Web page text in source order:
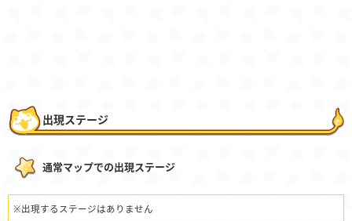
出現ステージ
通常マップでの出現ステージ
※出現するステージはありません